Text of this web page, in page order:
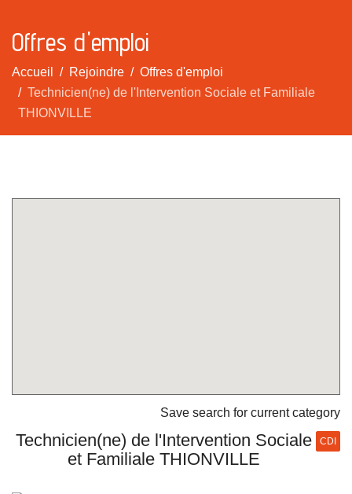
Offres d'emploi
Accueil Rejoindre
Offres d'emploi
Technicien(ne) de l'Intervention Sociale et Familiale
THIONVILLE
Save search for current category
Technicien(ne) de l'Intervention Sociale
et Familiale THIONVILLE
CDI